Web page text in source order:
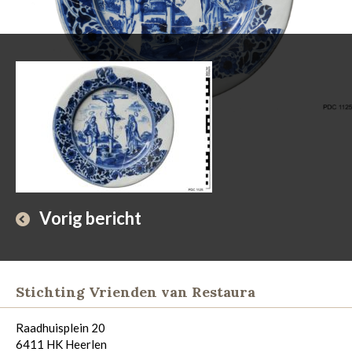
Vorig bericht
Stichting Vrienden van Restaura
Raadhuisplein 20
6411 HK Heerlen